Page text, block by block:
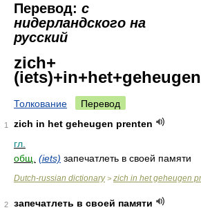
Перевод: с
нидерландского на
русский
zich+
Толкование Перевод
1
zich in het geheugen prenten
гл.
общ. (iets) запечатлеть в своей памяти
Dutch-russian dictionary> zich in het geheugen
2
запечатлеть в своей памяти